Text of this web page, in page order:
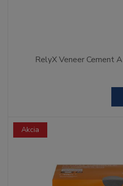
RelyX Veneer Cement
Akcia